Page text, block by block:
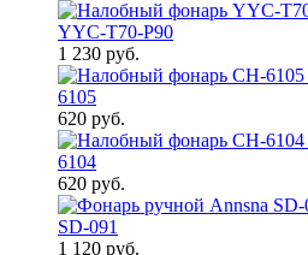
YYC-T70-P90
1 230 руб.
6105
620 руб.
6104
620 руб.
SD-091
1 120 руб.